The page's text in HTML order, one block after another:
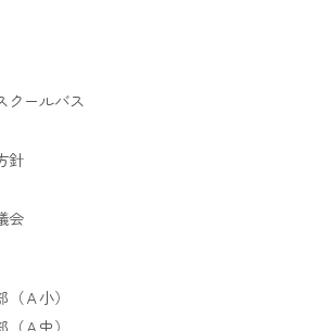
クールバス
針
会
Ａ小）